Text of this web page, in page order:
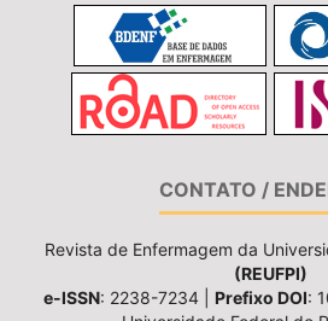
CONTATO /
Revista de Enfermagem da
(REUFPI)
e-ISSN: 2238-7234 | Prefixo DOI: